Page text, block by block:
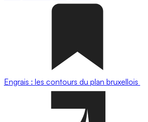
Engrais : les contours du plan bruxellois